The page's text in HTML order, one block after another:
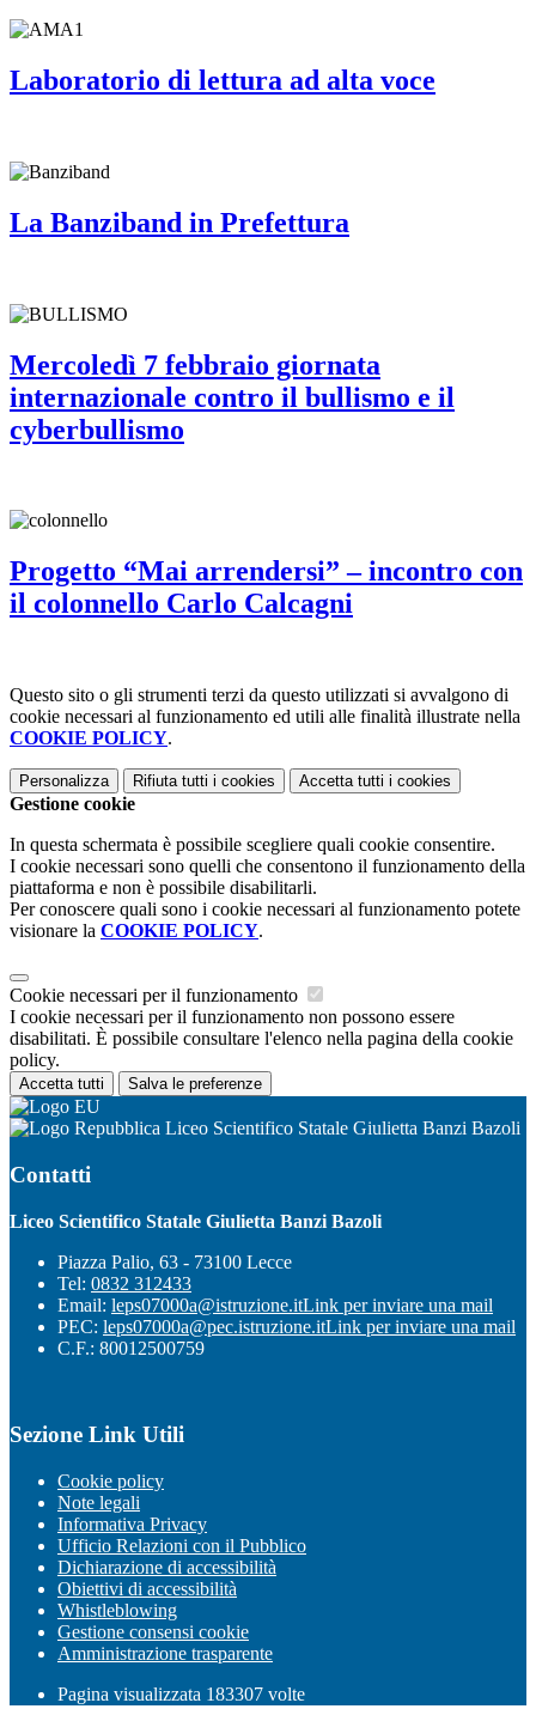
Laboratorio di lettura ad alta voce
La Banziband in Prefettura
Mercoledì 7 febbraio giornata
internazionale contro il bullismo e il
cyberbullismo
Progetto “Mai arrendersi” – incontro con
il colonnello Carlo Calcagni
Questo sito o gli strumenti terzi da questo utilizzati si avvalgono di
cookie necessari al funzionamento ed utili alle finalità illustrate nella
COOKIE POLICY.
Personalizza Rifiuta tutti i cookies Accetta tutti i cookies
Gestione cookie
In questa schermata è possibile scegliere quali cookie consentire.
I cookie necessari sono quelli che consentono il funzionamento della
piattaforma e non è possibile disabilitarli.
Per conoscere quali sono i cookie necessari al funzionamento potete
visionare la COOKIE POLICY.
Cookie necessari per il funzionamento
I cookie necessari per il funzionamento non possono essere
disabilitati. È possibile consultare l'elenco nella pagina della cookie
policy.
Accetta tutti Salva le preferenze
Liceo Scientifico Statale Giulietta Banzi Bazoli
Contatti
Liceo Scientifico Statale Giulietta Banzi Bazoli
Piazza Palio, 63 - 73100 Lecce
Tel: 0832 312433
Email: leps07000a@istruzione.itLink per inviare una mail
PEC: leps07000a@pec.istruzione.itLink per inviare una mail
C.F.: 80012500759
Sezione Link Utili
Cookie policy
Note legali
Informativa Privacy
Ufficio Relazioni con il Pubblico
Dichiarazione di accessibilità
Obiettivi di accessibilità
Whistleblowing
Gestione consensi cookie
Amministrazione trasparente
Pagina visualizzata 183307 volte